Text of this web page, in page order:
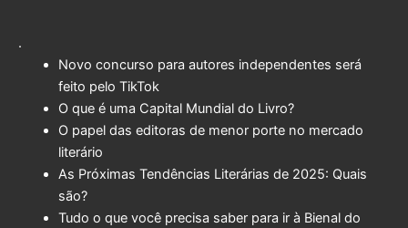
.
Novo concurso para autores independentes será
feito pelo TikTok
O que é uma Capital Mundial do Livro?
O papel das editoras de menor porte no mercado
literário
As Próximas Tendências Literárias de 2025: Quais
são?
Tudo o que você precisa saber para ir à Bienal do